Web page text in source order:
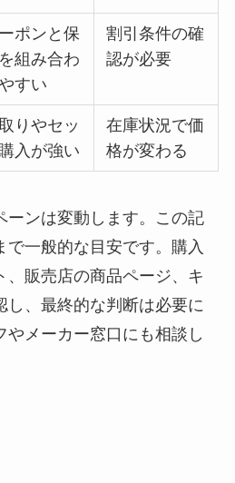
ポンと保
組み合わ
すい
割引条件の確
認が必要
りやセッ
入が強い
在庫状況で価
格が変わる
ーンは変動します。この記
で一般的な目安です。購入
、販売店の商品ページ、キ
し、最終的な判断は必要に
やメーカー窓口にも相談し